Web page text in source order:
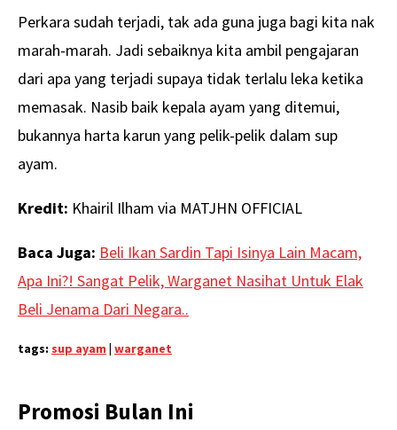
Perkara sudah terjadi, tak ada guna juga bagi kita nak
marah-marah. Jadi sebaiknya kita ambil pengajaran
dari apa yang terjadi supaya tidak terlalu leka ketika
memasak. Nasib baik kepala ayam yang ditemui,
bukannya harta karun yang pelik-pelik dalam sup
ayam.
Kredit: Khairil Ilham via MATJHN OFFICIAL
Baca Juga: Beli Ikan Sardin Tapi Isinya Lain Macam,
Apa Ini?! Sangat Pelik, Warganet Nasihat Untuk Elak
Beli Jenama Dari Negara..
tags: sup ayam | warganet
Promosi Bulan Ini